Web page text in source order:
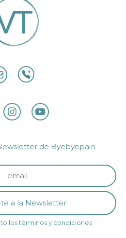
de Byebyepain
los términos y condiciones